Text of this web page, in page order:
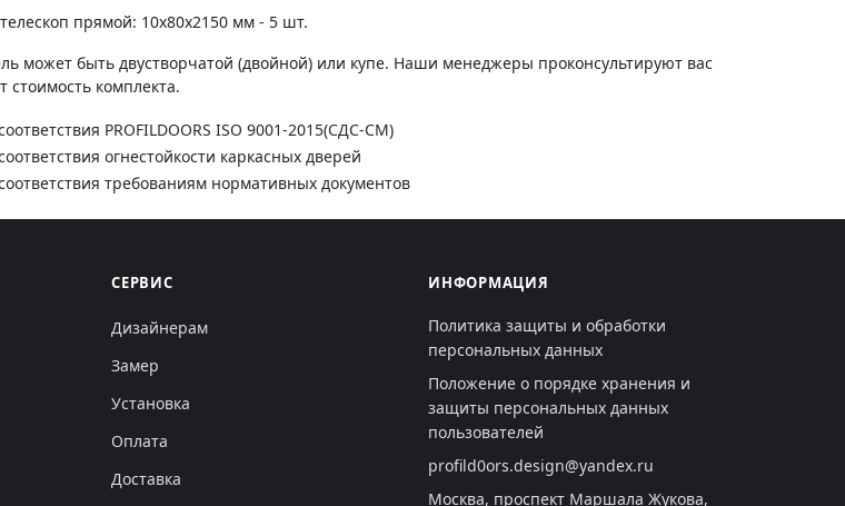
прямой: 10х80х2150 мм - 5 шт.
может быть двустворчатой (двойной) или купе. Наши менеджеры проконсультируют вас
стоимость комплекта.
PROFILDOORS ISO 9001-2015(СДС-СМ)
огнестойкости каркасных дверей
требованиям нормативных документов
СЕРВИС
Дизайнерам
Замер
Установка
Оплата
Доставка
ИНФОРМАЦИЯ
Политика защиты и обработки
персональных данных
Положение о порядке хранения и
защиты персональных данных
пользователей
profild0ors.design@yandex.ru
Москва, проспект Маршала Жукова,